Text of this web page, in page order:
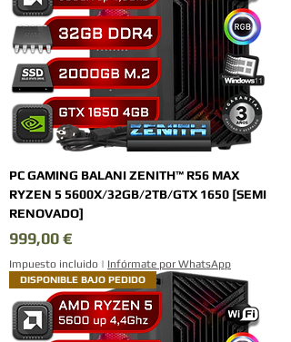
PC GAMING BALANI ZENITH™ R56 MAX
RYZEN 5 5600X/32GB/2TB/GTX 1650 [SEMI
RENOVADO]
Precio
999,00 €
Impuesto incluido | Infórmate por WhatsApp
DISPONIBLE BAJO PEDIDO